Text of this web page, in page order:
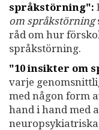
språkstörning":
om språkstörning
råd om hur
språkstörning.
"10 insikter om
varje
med någon form
hand i hand med